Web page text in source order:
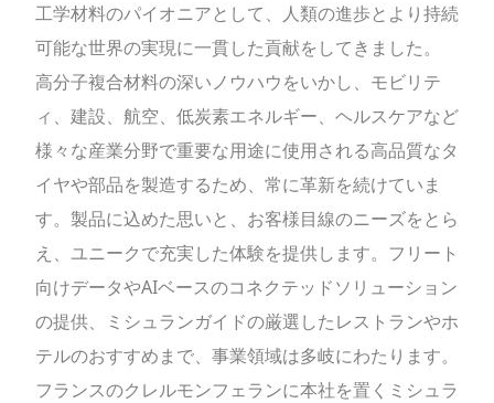
工学材料のパイオニアとして、人類の進歩とより持続
可能な世界の実現に一貫した貢献をしてきました。
高分子複合材料の深いノウハウをいかし、モビリテ
ィ、建設、航空、低炭素エネルギー、ヘルスケアなど
様々な産業分野で重要な用途に使用される高品質なタ
イヤや部品を製造するため、常に革新を続けていま
す。製品に込めた思いと、お客様目線のニーズをとら
え、ユニークで充実した体験を提供します。フリート
向けデータやAIベースのコネクテッドソリューション
の提供、ミシュランガイドの厳選したレストランやホ
テルのおすすめまで、事業領域は多岐にわたります。
フランスのクレルモンフェランに本社を置くミシュラ